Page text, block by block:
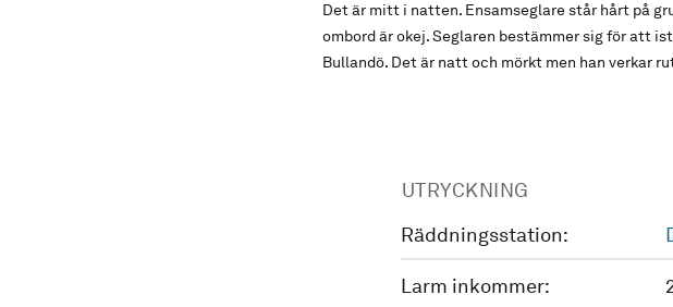
Det är mitt i natten. Ensamseglare står hårt på
ombord är okej. Seglaren bestämmer sig för att
Bullandö. Det är natt och mörkt men han verkar
UTRYCKNING
Räddningsstation:
Larm inkommer: